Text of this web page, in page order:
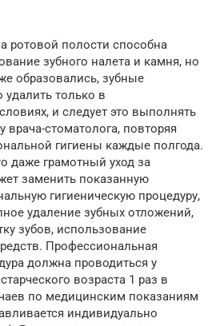
ротовой полости способна
зубного налета и камня, но
образовались, зубные
только в
и следует это выполнять
стоматолога, повторяя
гигиены каждые полгода.
даже грамотный уход за
заменить показанную
гигиеническую процедуру,
удаление зубных отложений,
зубов, использование
Профессиональная
должна проводиться у
возраста 1 раз в
по медицинским показаниям
индивидуально